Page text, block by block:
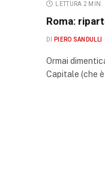
LETTURA 2 MIN.
Roma:
DI PIERO SANDULLI
Ormai
Capitale (che